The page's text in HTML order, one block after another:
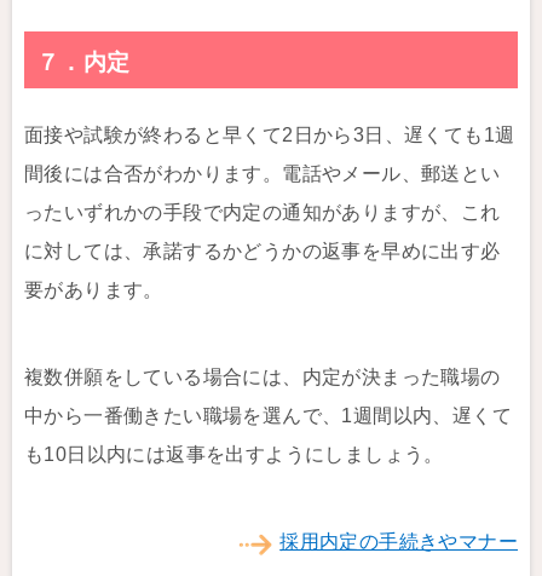
７．内定
面接や試験が終わると早くて2日から3日、遅くても1週
間後には合否がわかります。電話やメール、郵送とい
ったいずれかの手段で内定の通知がありますが、これ
に対しては、承諾するかどうかの返事を早めに出す必
要があります。
複数併願をしている場合には、内定が決まった職場の
中から一番働きたい職場を選んで、1週間以内、遅くて
も10日以内には返事を出すようにしましょう。
採用内定の手続きやマナー